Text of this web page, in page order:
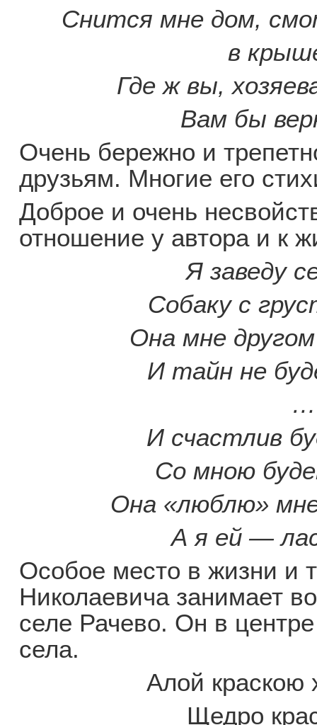
Снится мне дом,
в
Где ж вы,
Вам бы
Очень бережно и
друзьям. Многие его
Доброе и очень
отношение у автора и к
Я заведу
Собаку с
Она мне
И тайн не
И счастлив
Со мною
Она «люблю»
А я ей —
Особое место в жизни и
Николаевича занимает
селе Рачево. Он в
села.
Алой краскою
Щедро